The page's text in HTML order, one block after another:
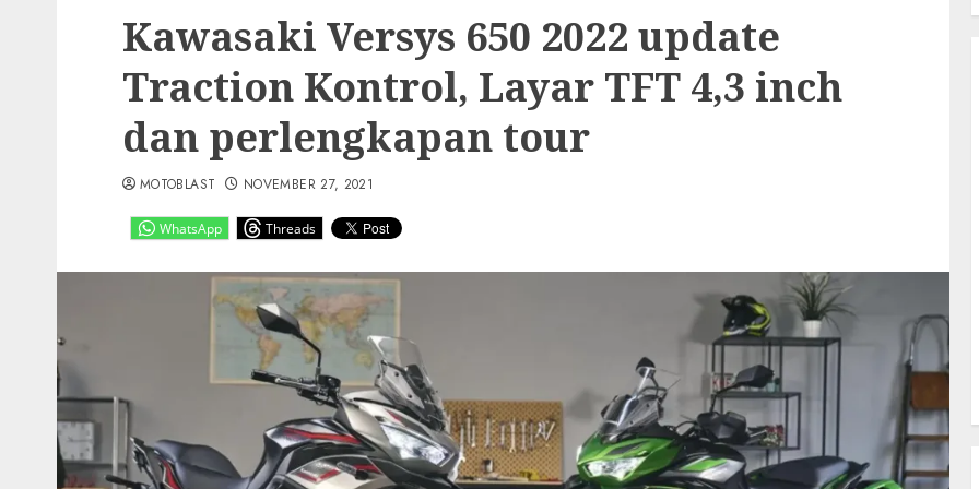
Kawasaki Versys 650 2022 update
Traction Kontrol, Layar TFT 4,3 inch
dan perlengkapan tour
WhatsApp Threads
MOTOBLAST NOVEMBER 27, 2021